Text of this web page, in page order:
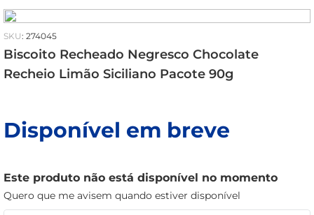
: 274045
Biscoito Recheado Negresco Chocolate
Recheio Limão Siciliano Pacote 90g
Disponível em breve
Este produto não está disponível no momento
Quero que me avisem quando estiver disponível
arroz
papel higiênico
feijão
leite pó
sabão pó
macarrão